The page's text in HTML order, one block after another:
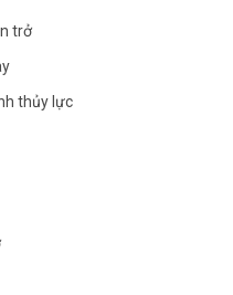
trở
thủy lực